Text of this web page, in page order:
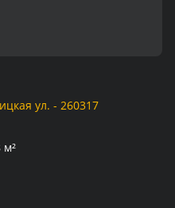
ул. - 260317
м²